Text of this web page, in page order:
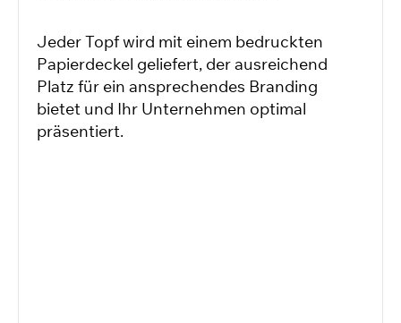
Jeder Topf wird mit einem bedruckten
Papierdeckel geliefert, der ausreichend
Platz für ein ansprechendes Branding
bietet und Ihr Unternehmen optimal
präsentiert.